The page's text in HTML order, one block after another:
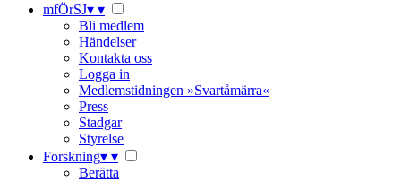
mfÖrSJ▾ ▾
Bli medlem
Händelser
Kontakta oss
Logga in
Medlemstidningen »Svartåmärra«
Press
Stadgar
Styrelse
Forskning▾ ▾
Berätta